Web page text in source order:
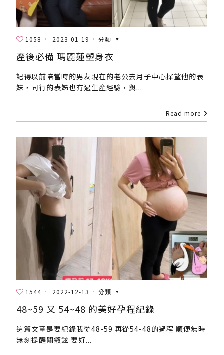
1058 2023-01-19 分類
產後必備 瑪麗蓮塑身衣
記得以前陪當時的男友現在的老公去月子中心探望他的表
妹，同行的表姊也有過生產經驗，與...
Read more
1544 2022-12-13 分類
48~59 又 54~48 的美好孕程紀錄
這篇文章是要紀錄我從48-59 再從54-48的過程 順便無時
無刻提醒關叡鉉 要好...